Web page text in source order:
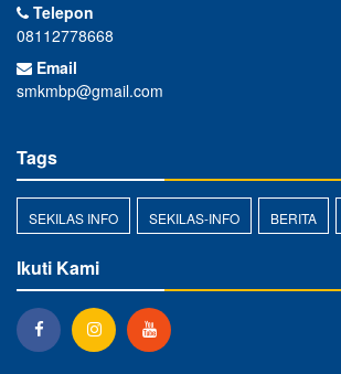
Telepon
08112778668
Email
smkmbp@gmail.com
Tags
SEKILAS INFO SEKILAS-INFO BERITA
Ikuti Kami